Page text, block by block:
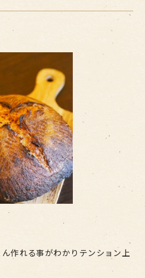
作れる事がわかりテンション上